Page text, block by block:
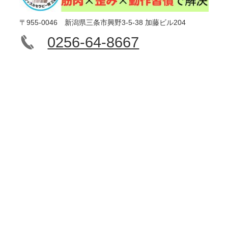
〒955-0046 新潟県三条市興野3-5-38 加藤ビル204
0256-64-8667